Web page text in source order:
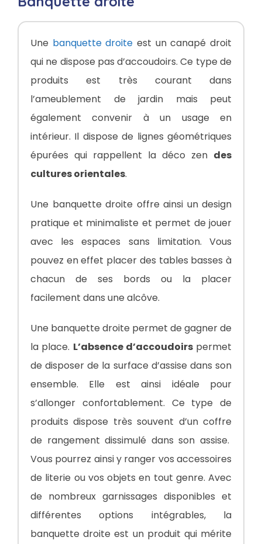
Une banquette droite est un canapé droit
qui ne dispose pas d’accoudoirs. Ce type de
produits est très courant dans
l’ameublement de jardin mais peut
également convenir à un usage en
intérieur. Il dispose de lignes géométriques
épurées qui rappellent la déco zen des
cultures orientales.
Une banquette droite offre ainsi un design
pratique et minimaliste et permet de jouer
avec les espaces sans limitation. Vous
pouvez en effet placer des tables basses à
chacun de ses bords ou la placer
facilement dans une alcôve.
Une banquette droite permet de gagner de
la place. L’absence d’accoudoirspermet
de disposer de la surface d’assise dans son
ensemble. Elle est ainsi idéale pour
s’allonger confortablement. Ce type de
produits dispose très souvent d’un coffre
de rangement dissimulé dans son assise.
Vous pourrez ainsi y ranger vos accessoires
de literie ou vos objets en tout genre. Avec
de nombreux garnissages disponibles et
différentes options intégrables, la
banquette droite est un produit qui mérite